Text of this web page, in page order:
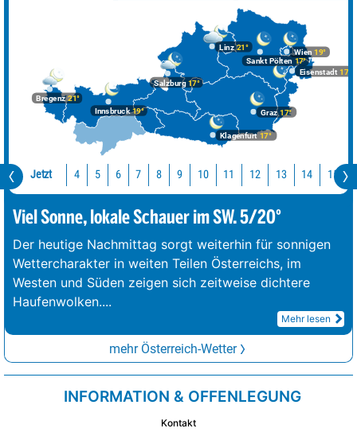
Bregenz21°
Graz17°
Innsbruck19°
Klagenfurt 17°
Linz21°
Salzburg17°
Wien 19°
Eisenstadt 17°
Sankt Pölten 17°
Jetzt 4 5 6 7 8 9 10 11 12 13 14 15
Viel Sonne, lokale Schauer im SW. 5/20°
Der heutige Nachmittag sorgt weiterhin für sonnigen
Wettercharakter in weiten Teilen Österreichs, im
Westen und Süden zeigen sich zeitweise dichtere
Haufenwolken....
Mehr lesen
mehr Österreich-Wetter
INFORMATION & OFFENLEGUNG
Kontakt